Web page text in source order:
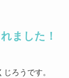
ました！
ろうです。